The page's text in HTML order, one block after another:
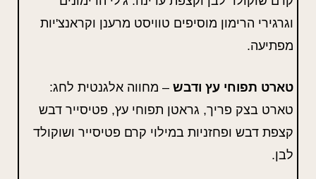
וגרגירי הרימון מוסיפים טוויסט מרענן וקראנצ'יות
מפתיעה.
טארט תפוחי עץ ודבש – מחווה אלגנטית לחג:
טארט בצק פריך, גראטן תפוחי עץ, פטיסייר דבש
קצפת דבש ופחזניות במילוי קרם פטיסייר ושוקולד
לבן.